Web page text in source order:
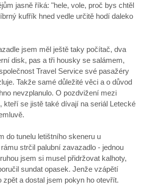
jasně říká: "hele, vole, proč bys chtěl
kufřík hned vedle určitě hodí daleko
jsem měl ještě taky počítač, dva
disk, pas a tři housky se salámem,
Travel Service své pasažéry
Takže samé důležité věci a o důvod
nevzplanulo. O pozdvižení mezi
kteří se jistě také dívají na seriál Letecké
do tunelu letištního skeneru u
strčil palubní zavazadlo - jednou
jsem si musel přidržovat kalhoty,
sundat opasek. Jenže vzápětí
zpět a dostal jsem pokyn ho otevřít.